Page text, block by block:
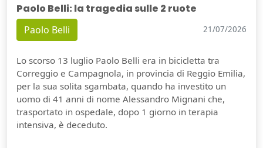
Paolo Belli: la tragedia sulle 2 ruote
Paolo Belli 21/07/2026
Lo scorso 13 luglio Paolo Belli era in bicicletta tra
Correggio e Campagnola, in provincia di Reggio Emilia,
per la sua solita sgambata, quando ha investito un
uomo di 41 anni di nome Alessandro Mignani che,
trasportato in ospedale, dopo 1 giorno in terapia
intensiva, è deceduto.